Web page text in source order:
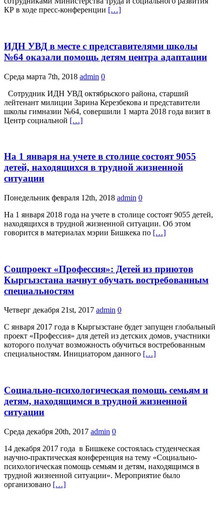
КР в ходе пресс-конференции […]
ИДН УВД в месте с представителями школы
№64 оказали помощь детям центра адаптации
Среда марта 7th, 2018 admin 0
Сотрудник ИДН УВД октябрьского района, старший
лейтенант милиции Зарина Керезбекова и представители
школы гимназии №64, совершили 1 марта 2018 года визит в
Центр социальной […]
На 1 января на учете в столице состоят 9055
детей, находящихся в трудной жизненной
ситуации
Понедельник февраля 12th, 2018 admin 0
На 1 января 2018 года на учете в столице состоят 9055 детей,
находящихся в трудной жизненной ситуации. Об этом
говорится в материалах мэрии Бишкека по […]
Соцпроект «Профессия»: Детей из приютов
Кыргызстана начнут обучать востребованным
специальностям
Четверг декабря 21st, 2017 admin 0
С января 2017 года в Кыргызстане будет запущен глобальный
проект «Профессия» для детей из детских домов, участники
которого получат возможность обучиться востребованным
специальностям. Инициатором данного […]
Социально-психологическая помощь семьям и
детям, находящимся в трудной жизненной
ситуации
Среда декабря 20th, 2017 admin 0
14 декабря 2017 года в Бишкеке состоялась студенческая
научно-практическая конференция на тему «Социально-
психологическая помощь семьям и детям, находящимся в
трудной жизненной ситуации». Мероприятие было
организовано […]